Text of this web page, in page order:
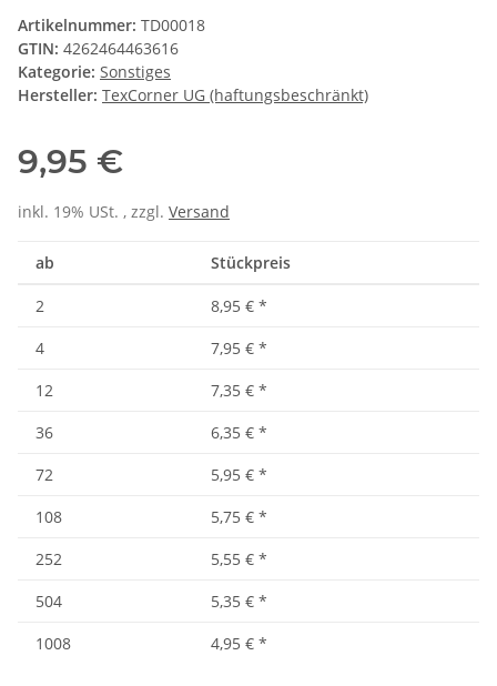
Artikelnummer: TD00018
GTIN: 4262464463616
Kategorie: Sonstiges
Hersteller: TexCorner UG (haftungsbeschränkt)
9,95 €
inkl. 19% USt. , zzgl. Versand
ab Stückpreis
2 8,95 € *
4
7,95 € *
12
7,35 € *
36
6,35 € *
72
5,95 € *
108
5,75 € *
252
5,55 € *
504
5,35 € *
1008
4,95 € *